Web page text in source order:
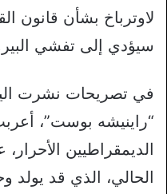
لاوترباخ بشأن قانون
سيؤدي إلى تفشي
في تصريحات نشرت
“راينيشه بوست”،
الديمقراطيين
الحالي، الذي قد يولد